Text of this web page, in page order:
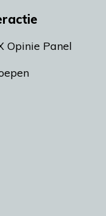
Opinie Panel